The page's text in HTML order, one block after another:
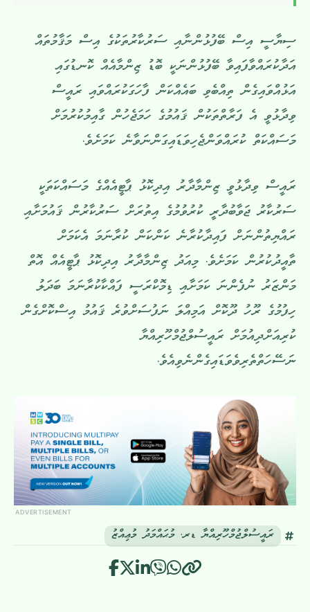
ސިޔާސީ އިސް ބޭފުޅުންނާއި ސަރުކާރުތަކުގެ އިސް މަޤާމުތައް
އަދާކުރައްވާފައިވާ ބޭފުޅުންނަކީ ބޮޑު ޒިންމާއެއް ކޮނޑުގައި
އަޅުއްވައިގެން ތިއްބެވި ބައެއްކަން ފާހަގަކުރައްވައި ރައީސް
ވިދާޅުވީ އެ ފަރާތްތަކުން ޤައުމުގެ ހަމަޖެހުން ގާއިމުކުރުމަށް
މަސައްކަތް ކުރައްވަންޖެހިވަޑައިގަންނަވާނެ ކަމަށެވެ.
ރައީސް ވިދާޅުވީ ޒިންމާދާރު އިދިކޮޅު ޕާޓީއެއްގެ މަސައްކަތަކީ
ސަރުކާރު ޖަވާބުދާރީ ކުރުވުމުގެ އިތުރަށް ސަރުކާރުން ޤައުމަށާއި
ރައްޔިތުންނަށް ފައިދާކުރާނެ ކަންކަން ކުރާނަމަ އެކަމަށް
ތާއީދުކުރުން ކަމަށެވެ. މިއަދު ޒިންމާދާރު އިދިކޮޅު ޕާޓީއެއް އޮތް
މަންޒަރު ނުފެންނަ ކަމަށާއި ޑިމޮކްރަސީ ފައްކާކުރާނަމަ ބަދަލު
ހިފުމުގެ ރޫހު ދޫކޮށް އަމިއްލަ ނަފުސަށްވުރެ ޤައުމު އިސްކޮށްގެން
ކުރިއަށްދިއުމަށް ރައީސުލްޖުމްހޫރިއްޔާ
ނަސޭހަތްތެރިވެވަޑައިގެންނެވިއެވެ.
ADVERTISEMENT
ރައީސުލްޖުމްހޫރިއްޔާ ޑރ. މުޙައްމަދު މުޢިއްޒު